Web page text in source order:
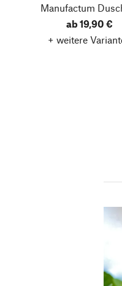
Manufactum
ab 19,90 €
+ weitere